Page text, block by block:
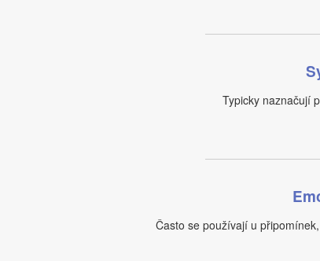
Typicky naznačují
Často se používají u